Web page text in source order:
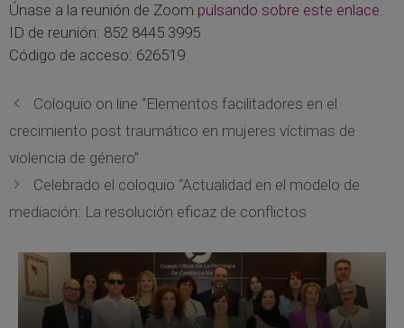
Únase a la reunión de Zoom pulsando sobre este enlace.
ID de reunión: 852 8445 3995
Código de acceso: 626519
Coloquio on line “Elementos facilitadores en el
crecimiento post traumático en mujeres víctimas de
violencia de género”
Celebrado el coloquio “Actualidad en el modelo de
mediación: La resolución eficaz de conflictos